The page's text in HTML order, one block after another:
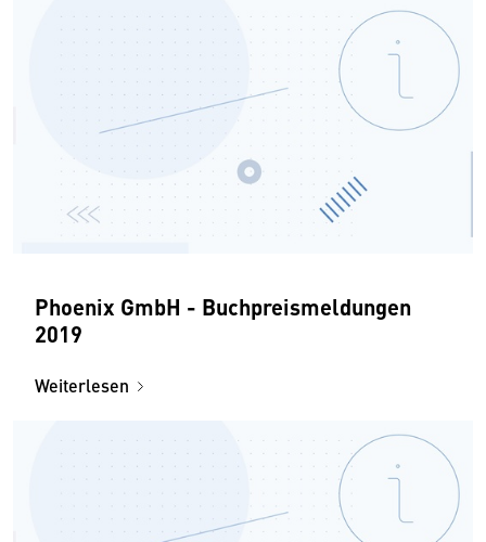
Phoenix GmbH - Buchpreismeldungen
2019
Weiterlesen